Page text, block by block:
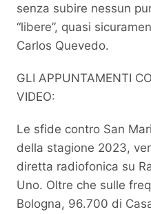
senza subire nessun
“libere”, quasi
Carlos Quevedo.
GLI APPUNTAMENTI
VIDEO:
Le sfide contro San
della stagione 2023,
diretta radiofonica su
Uno. Oltre che sulle
Bologna, 96.700 di